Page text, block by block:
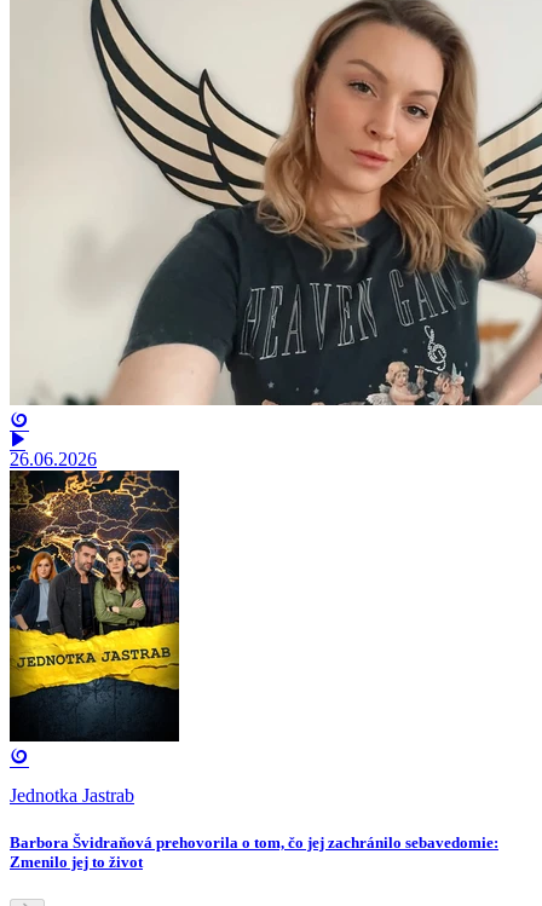
26.06.2026
Jednotka Jastrab
Barbora Švidraňová prehovorila o tom, čo jej zachránilo sebavedomie:
Zmenilo jej to život